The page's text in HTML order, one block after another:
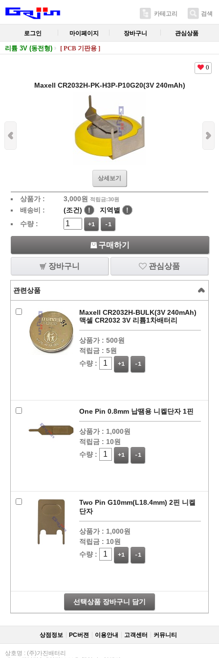
카테고리 검색
로그인 마이페이지 장바구니 관심상품
리튬 3V (동전형) [ PCB 기판용 ]
0
Maxell CR2032H-PK-H3P-P10G20(3V 240mAh)
상세보기
상품가 : 3,000원 적립금:30원
배송비 : (조건) ! 지역별
!
수량 :
+1 -1
구매하기
장바구니 관심상품
관련상품
Maxell CR2032H-BULK(3V 240mAh)
맥셀 CR2032 3V 리튬1차배터리
상품가 : 500원
적립금 : 5원
수량 :
+1 -1
One Pin 0.8mm 납땜용 니켈단자 1핀
상품가 : 1,000원
적립금 : 10원
수량 :
+1 -1
Two Pin G10mm(L18.4mm) 2핀 니켈
단자
상품가 : 1,000원
적립금 : 10원
수량 :
+1 -1
선택상품 장바구니 담기
상점정보 PC버젼 이용안내 고객센터 커뮤니티
상호명 : (주)가진배터리